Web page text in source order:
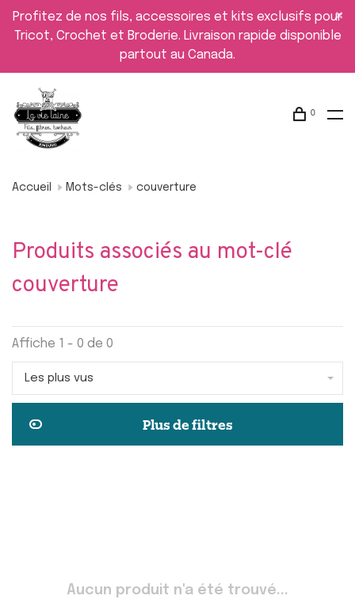
Profitez de nos fils, accessoires et kits exclusifs pour
Tricot, Crochet et Broderie. Livraison rapide disponible
partout au Canada.
0
Accueil Mots-clés couverture
Produits associés au mot-clé
couverture
Affiche 1 - 0 de 0
Les plus vus
Plus de filtres
Aucun produit n'a été trouvé...